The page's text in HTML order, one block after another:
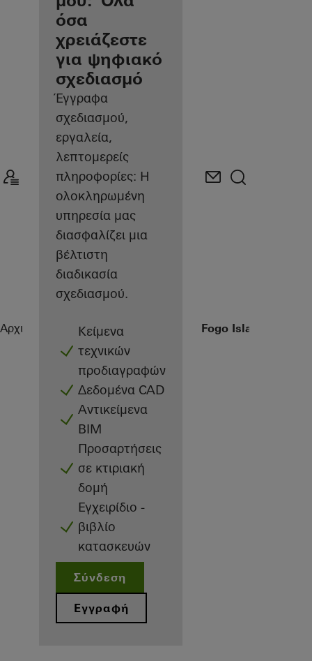
αρχιτέκτονας
Ανακαλύψτε
τον Χώρο
Εργασίας
μου
όσα
χρειάζεστε
για ψηφιακό
σχεδιασμό
Έγγραφα
σχεδιασμού,
εργαλεία,
λεπτομερείς
πληροφορίες: Η
ολοκληρωμένη
υπηρεσία μας
διασφαλίζει μια
βέλτιστη
διαδικασία
σχεδιασμού.
Κείμενα
τεχνικών
προδιαγραφών
Δεδομένα CAD
Αντικείμενα
BIM
Προσαρτήσεις
σε κτιριακή
δομή
Εγχειρίδιο -
βιβλίο
κατασκευών
Σύνδεση
Εγγραφή
Αρχιτέκτονες ΑναφορέςPrivate Home Fogo Island